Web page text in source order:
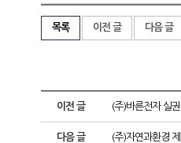
목록 이전 글 다음 글
이전 글 (주)바른전자 실
다음 글 (주)자연과환경